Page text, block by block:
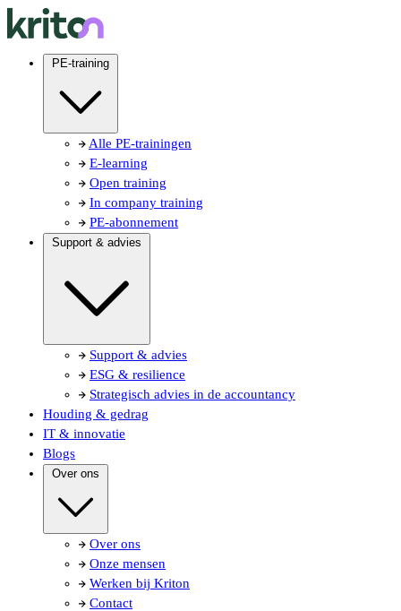
PE-training
Alle PE-trainingen
E-learning
Open training
In company training
PE-abonnement
Support & advies
Support & advies
ESG & resilience
Strategisch advies in de accountancy
Houding & gedrag
IT & innovatie
Blogs
Over ons
Over ons
Onze mensen
Werken bij Kriton
Contact